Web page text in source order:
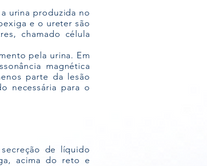
urina produzida no
e o ureter são
chamado célula
pela urina. Em
magnética
parte da lesão
necessária para o
de líquido
acima do reto e